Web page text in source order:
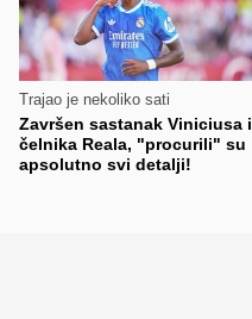
Trajao je nekoliko sati
Završen sastanak Viniciusa i
čelnika Reala, "procurili" su
apsolutno svi detalji!